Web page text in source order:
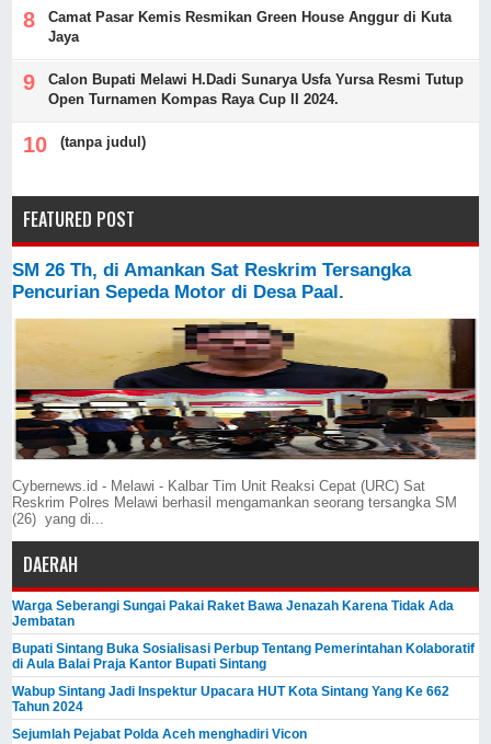
Camat Pasar Kemis Resmikan Green House Anggur di Kuta
Jaya
Calon Bupati Melawi H.Dadi Sunarya Usfa Yursa Resmi Tutup
Open Turnamen Kompas Raya Cup II 2024.
(tanpa judul)
FEATURED POST
SM 26 Th, di Amankan Sat Reskrim Tersangka
Pencurian Sepeda Motor di Desa Paal.
Cybernews.id - Melawi - Kalbar Tim Unit Reaksi Cepat (URC) Sat
Reskrim Polres Melawi berhasil mengamankan seorang tersangka SM
(26) yang di...
DAERAH
Warga Seberangi Sungai Pakai Raket Bawa Jenazah Karena Tidak Ada
Jembatan
Bupati Sintang Buka Sosialisasi Perbup Tentang Pemerintahan Kolaboratif
di Aula Balai Praja Kantor Bupati Sintang
Wabup Sintang Jadi Inspektur Upacara HUT Kota Sintang Yang Ke 662
Tahun 2024
Sejumlah Pejabat Polda Aceh menghadiri Vicon